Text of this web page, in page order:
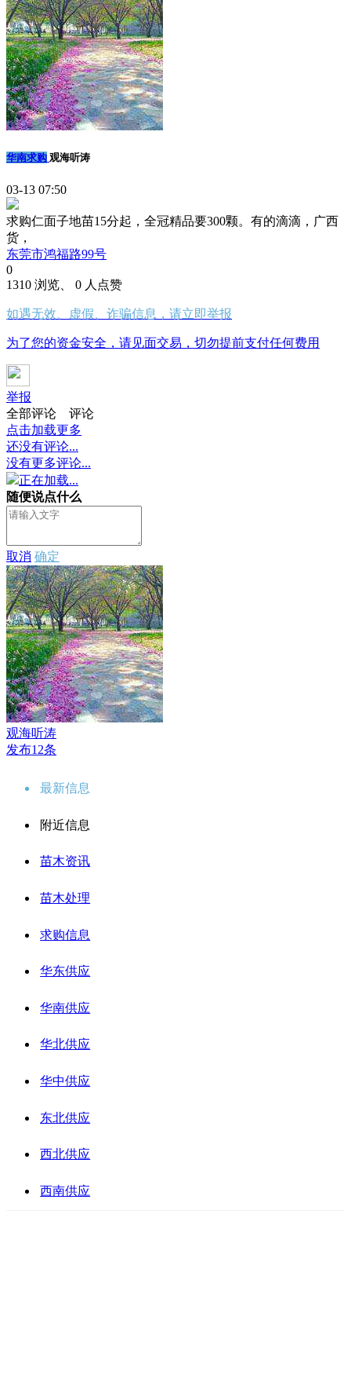
华南求购 观海听涛
03-13 07:50
求购仁面子地苗15分起，全冠精品要300颗。有的滴滴，广西
货，
东莞市鸿福路99号
0
1310 浏览、 0 人点赞
如遇无效、虚假、诈骗信息，请立即举报
为了您的资金安全，请见面交易，切勿提前支付任何费用
举报
全部评论
评论
点击加载更多
还没有评论...
没有更多评论...
正在加载...
随便说点什么
取消 确定
观海听涛
发布12条
最新信息
附近信息
苗木资讯
苗木处理
求购信息
华东供应
华南供应
华北供应
华中供应
东北供应
西北供应
西南供应